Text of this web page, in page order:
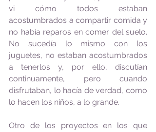
vi cómo todos estaban
acostumbrados a compartir comida y
no había reparos en comer del suelo.
No sucedía lo mismo con los
juguetes, no estaban acostumbrados
a tenerlos y, por ello, discutían
continuamente, pero cuando
disfrutaban, lo hacía de verdad, como
lo hacen los niños, a lo grande.
Otro de los proyectos en los que